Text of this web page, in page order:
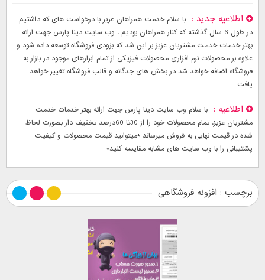
اطلاعیه جدید
با سلام خدمت همراهان عزیز با درخواست های که داشتیم
در طول 6 سال گذشته که کنار همراهان بودیم . وب سایت دینا پارس جهت ارائه
بهتر خدمات خدمت مشتریان عزیز بر این شد که بزودی فروشگاه توسعه داده شود و
علاوه بر محصولات نرم افزاری محصولات فیزیکی از تمام ابزارهای موجود در بازار به
فروشگاه اضافه خواهد شد در بخش های جدگانه و قالب فروشگاه تغییر خواهد
یافت
اطلاعیه
با سلام وب سایت دینا پارس جهت ارائه بهتر خدمات خدمت
مشتریان عزیز. تمام محصولات خود را از 30تا 60درصد تخفیف دار بصورت لحاظ
شده در قیمت نهایی به فروش میرساند *میتوانید قیمت محصولات و کیفیت
پشتیبانی را با وب سایت های مشابه مقایسه کنید*
برچسب : افزونه فروشگاهی